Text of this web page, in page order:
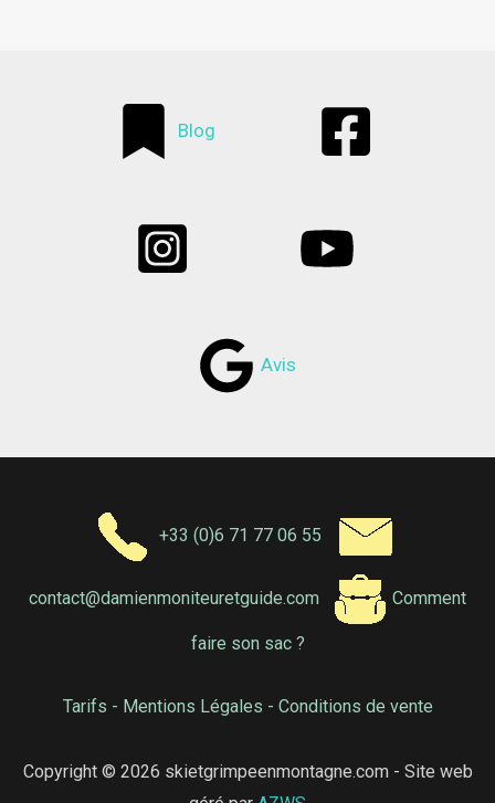
Blog
Avis
+33 (0)6 71 77 06 55
contact@damienmoniteuretguide.com Comment
faire son sac ?
Tarifs - Mentions Légales - Conditions de vente
Copyright © 2026 skietgrimpeenmontagne.com - Site web